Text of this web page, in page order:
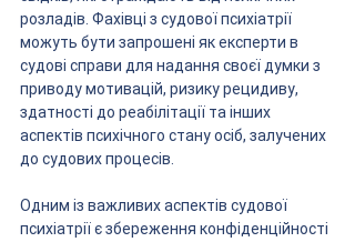
розладів. Фахівці з судової психіатрії
можуть бути запрошені як експерти в
судові справи для надання своєї думки з
приводу мотивацій, ризику рецидиву,
здатності до реабілітації та інших
аспектів психічного стану осіб, залучених
до судових процесів.
Одним із важливих аспектів судової
психіатрії є збереження конфіденційності